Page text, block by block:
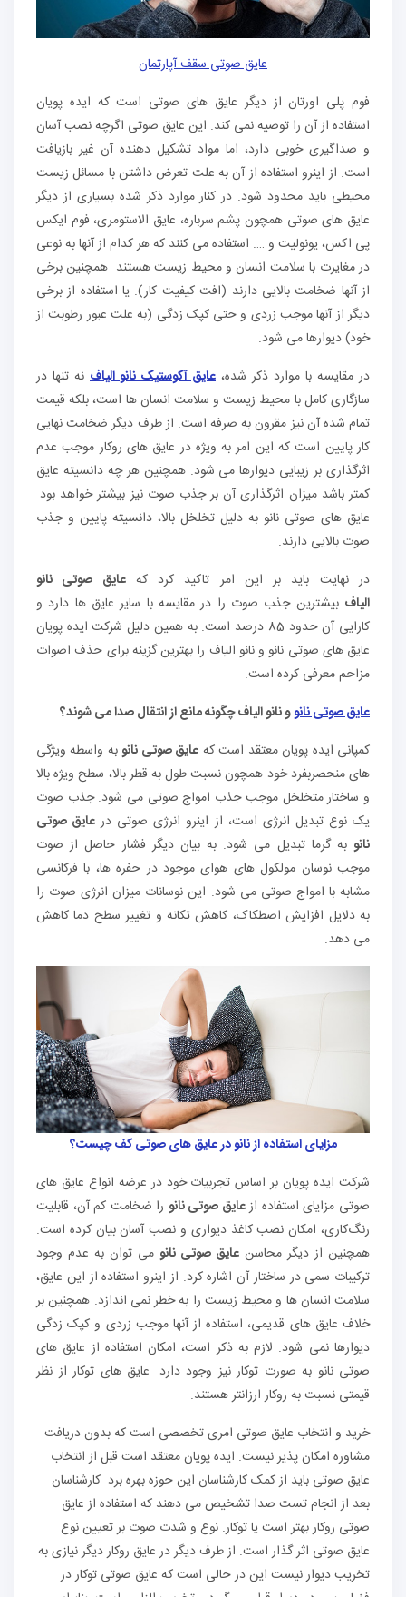
عایق صوتی سقف آپارتمان
فوم پلی اورتان از دیگر عایق های صوتی است که ایده پویان
استفاده از آن را توصیه نمی کند. این عایق صوتی اگرچه نصب آسان
و صداگیری خوبی دارد، اما مواد تشکیل دهنده آن غیر بازیافت
است. از اینرو استفاده از آن به علت تعرض داشتن با مسائل زیست
محیطی باید محدود شود. در کنار موارد ذکر شده بسیاری از دیگر
عایق های صوتی همچون پشم سرباره، عایق الاستومری، فوم ایکس
پی اکس، یونولیت و …. استفاده می کنند که هر کدام از آنها به نوعی
در مغایرت با سلامت انسان و محیط زیست هستند. همچنین برخی
از آنها ضخامت بالایی دارند (افت کیفیت کار). یا استفاده از برخی
دیگر از آنها موجب زردی و حتی کپک زدگی (به علت عبور رطوبت از
خود) دیوارها می شود.
در مقایسه با موارد ذکر شده، عایق آکوستیک نانو الیاف نه تنها در
سازگاری کامل با محیط زیست و سلامت انسان ها است، بلکه قیمت
تمام شده آن نیز مقرون به صرفه است. از طرف دیگر ضخامت نهایی
کار پایین است که این امر به ویژه در عایق های روکار موجب عدم
اثرگذاری بر زیبایی دیوارها می شود. همچنین هر چه دانسیته عایق
کمتر باشد میزان اثرگذاری آن بر جذب صوت نیز بیشتر خواهد بود.
عایق های صوتی نانو به دلیل تخلخل بالا، دانسیته پایین و جذب
صوت بالایی دارند.
در نهایت باید بر این امر تاکید کرد کهعایق صوتی نانو
الیاف بیشترین جذب صوت را در مقایسه با سایر عایق ها دارد و
کارایی آن حدود 85 درصد است. به همین دلیل شرکت ایده پویان
عایق های صوتی نانو و نانو الیاف را بهترین گزینه برای حذف اصوات
مزاحم معرفی کرده است.
عایق صوتی نانوو نانو الیاف چگونه مانع از انتقال صدا می شوند؟
کمپانی ایده پویان معتقد است که عایق صوتی نانوبه واسطه ویژگی
های منحصربفرد خود همچون نسبت طول به قطر بالا، سطح ویژه بالا
و ساختار متخلخل موجب جذب امواج صوتی می شود. جذب صوت
یک نوع تبدیل انرژی است، از اینرو انرژی صوتی در عایق صوتی
نانو به گرما تبدیل می شود. به بیان دیگر فشار حاصل از صوت
موجب نوسان مولکول های هوای موجود در حفره ها، با فرکانسی
مشابه با امواج صوتی می شود. این نوسانات میزان انرژی صوت را
به دلایل افزایش اصطکاک، کاهش تکانه و تغییر سطح دما کاهش
می دهد.
مزایای استفاده از نانو در عایق های صوتی کف چیست؟
شرکت ایده پویان بر اساس تجربیات خود در عرضه انواع عایق های
صوتی مزایای استفاده ازعایق صوتی نانو را ضخامت کم آن، قابلیت
رنگ‌کاری، امکان نصب کاغذ دیواری و نصب آسان بیان کرده است.
همچنین از دیگر محاسن عایق صوتی نانو می توان به عدم وجود
ترکیبات سمی در ساختار آن اشاره کرد. از اینرو استفاده از این عایق،
سلامت انسان ها و محیط زیست را به خطر نمی اندازد. همچنین بر
خلاف عایق های قدیمی، استفاده از آنها موجب زردی و کپک زدگی
دیوارها نمی شود. لازم به ذکر است، امکان استفاده از عایق های
صوتی نانو به صورت توکار نیز وجود دارد. عایق های توکار از نظر
قیمتی نسبت به روکار ارزانتر هستند.
خرید و انتخاب عایق صوتی امری تخصصی است که بدون دریافت
مشاوره امکان پذیر نیست. ایده پویان معتقد است قبل از انتخاب
عایق صوتی باید از کمک کارشناسان این حوزه بهره برد. کارشناسان
بعد از انجام تست صدا تشخیص می دهند که استفاده از عایق
صوتی روکار بهتر است یا توکار. نوع و شدت صوت بر تعیین نوع
عایق صوتی اثر گذار است. از طرف دیگر در عایق روکار دیگر نیازی به
تخریب دیوار نیست این در حالی است که عایق صوتی توکار در